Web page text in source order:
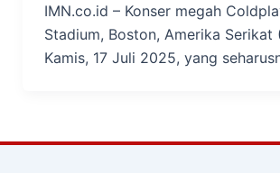
IMN.co.id – Konser megah
Stadium, Boston, Amerika Serikat
Kamis, 17 Juli 2025, yang